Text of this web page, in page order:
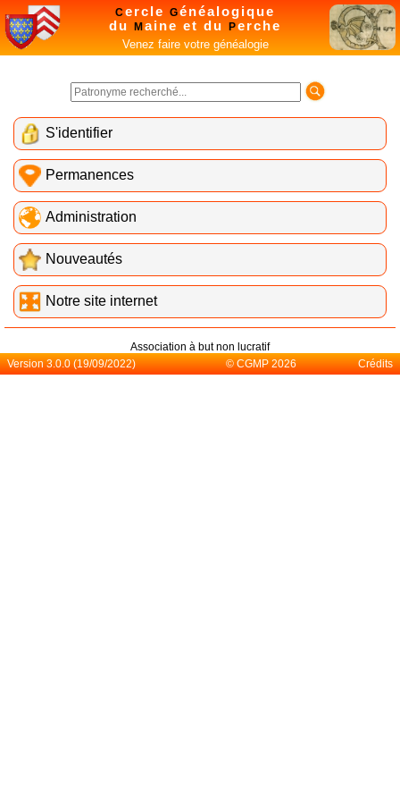
Cercle Généalogique
du
M aine et du Perche
Venez faire votre généalogie
S'identifier
Permanences
Administration
Nouveautés
Notre site internet
Association à but non lucratif
Version 3.0.0 (19/09/2022)
© CGMP 2026 Crédits